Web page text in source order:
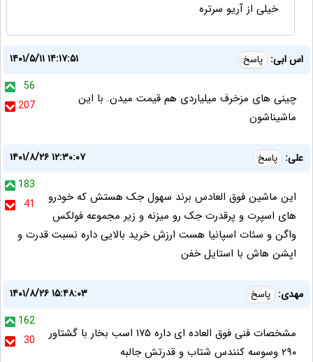
خیلی از آریو سرتره
اس ابی: پاسخ
۱۴۰۱/۵/۱۱ ۱۴:۱۷:۵۱
56
207
چینی های مزخرف میلیاردی هم قیمت میدن. با این
ماشیناشون
علی: پاسخ
۱۴۰۱/۸/۲۶ ۱۲:۳۰:۰۷
183
41
این ماشین فوق العادس برند سهول جک هستش که خودرو
های اسپرت و پرقدرت جک رو میزنه و زیر مجموعه فولکس
واگن و سئات اسپانیا هست ارزش خرید بالایی داره نسبت قدرت و
اپشن هاش با استایل خفن
مهدی: پاسخ
۱۴۰۱/۸/۲۶ ۱۵:۴۸:۰۳
162
30
مشخصات فنی فوق العاده ای داره ۱۷۵ اسب بخار با گشتاور
۲۹۰ وسوسه کنندس شتاب و قدرتش جالبه